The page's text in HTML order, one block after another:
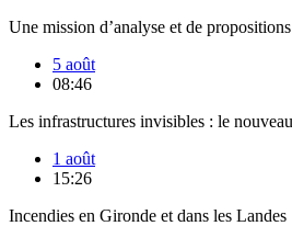
Une mission d’analyse et de
5 août
08:46
Les infrastructures invisibles : le
1 août
15:26
Incendies en Gironde et dans les Landes